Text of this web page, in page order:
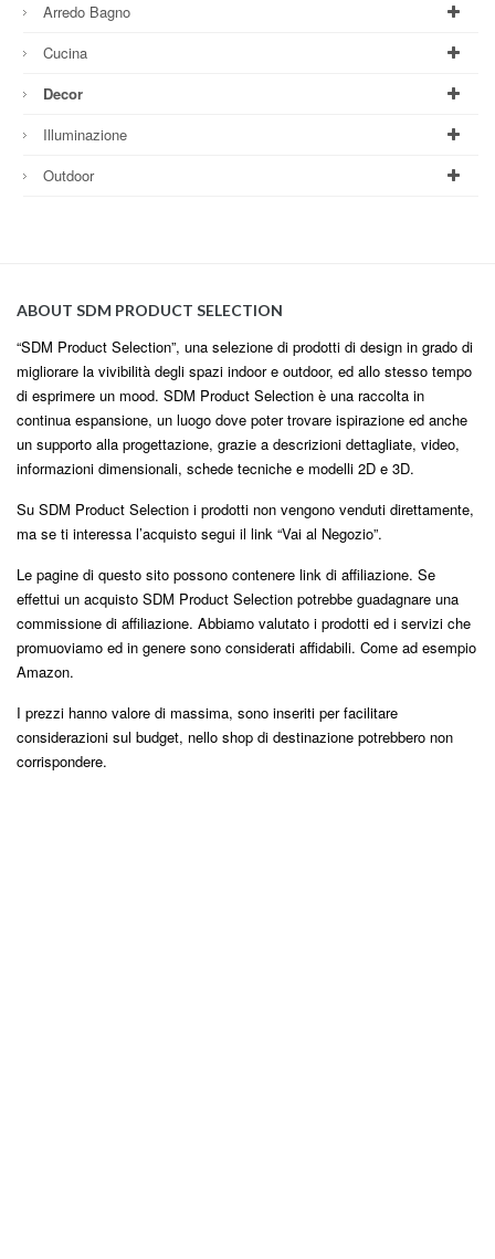
Arredo Bagno
Cucina
Decor
Illuminazione
Outdoor
ABOUT SDM PRODUCT SELECTION
“SDM Product Selection”, una selezione di prodotti di design in grado di
migliorare la vivibilità degli spazi indoor e outdoor, ed allo stesso tempo
di esprimere un mood. SDM Product Selection è una raccolta in
continua espansione, un luogo dove poter trovare ispirazione ed anche
un supporto alla progettazione, grazie a descrizioni dettagliate, video,
informazioni dimensionali, schede tecniche e modelli 2D e 3D.
Su SDM Product Selection i prodotti non vengono venduti direttamente,
ma se ti interessa l’acquisto segui il link “Vai al Negozio”.
Le pagine di questo sito possono contenere link di affiliazione. Se
effettui un acquisto SDM Product Selection potrebbe guadagnare una
commissione di affiliazione. Abbiamo valutato i prodotti ed i servizi che
promuoviamo ed in genere sono considerati affidabili. Come ad esempio
Amazon.
I prezzi hanno valore di massima, sono inseriti per facilitare
considerazioni sul budget, nello shop di destinazione potrebbero non
corrispondere.